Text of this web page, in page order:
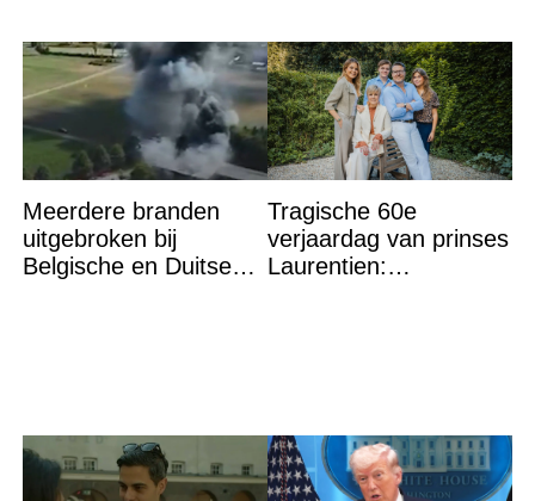
Meerdere branden
uitgebroken bij
Belgische en Duitse
Tragische 60e
verjaardag van prinses
Laurentien: